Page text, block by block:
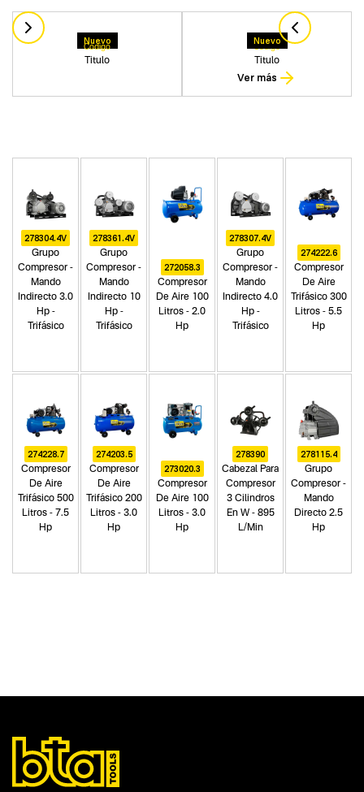
Nuevo
Titulo
Codigo
Nuevo
Titulo
Codigo
Ver más
278304.4V
Grupo
Compresor -
Mando
Indirecto 3.0
Hp -
Trifásico
278361.4V
Grupo
Compresor -
Mando
Indirecto 10
Hp -
Trifásico
272058.3
Compresor
De Aire 100
Litros - 2.0
Hp
278307.4V
Grupo
Compresor -
Mando
Indirecto 4.0
Hp -
Trifásico
274222.6
Compresor
De Aire
Trifásico 300
Litros - 5.5
Hp
274228.7
Compresor
De Aire
Trifásico 500
Litros - 7.5
Hp
274203.5
Compresor
De Aire
Trifásico 200
Litros - 3.0
Hp
273020.3
Compresor
De Aire 100
Litros - 3.0
Hp
278390
Cabezal Para
Compresor
3 Cilindros
En W - 895
L/Min
278115.4
Grupo
Compresor -
Mando
Directo 2.5
Hp
Segmentos - pendiente
Talleres
Capacidad
10 HP